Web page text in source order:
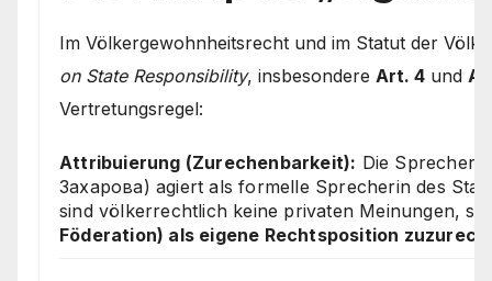
Im Völkergewohnheitsrecht und im Statut der
on State Responsibility, insbesondere Art. 4 und
Vertretungsregel:
Attribuierung (Zurechenbarkeit): Die
Захарова) agiert als formelle Sprecherin des
sind völkerrechtlich keine privaten Meinungen,
Föderation) als eigene Rechtsposition